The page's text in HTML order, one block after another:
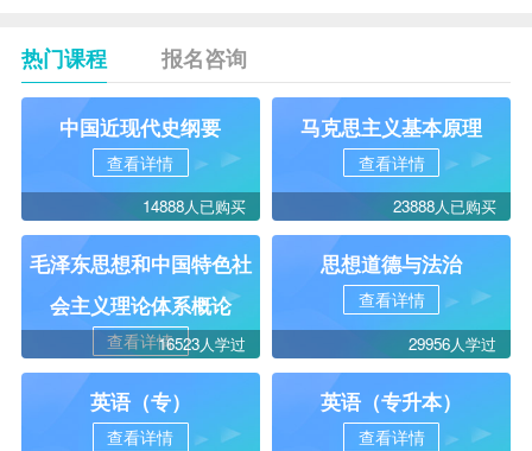
热门课程 报名咨询
中国近现代史纲要
查看详情
14888人已购买
马克思主义基本原理
查看详情
23888人已购买
毛泽东思想和中国特色社
会主义理论体系概论
查看详情16523人学过
思想道德与法治
查看详情
29956人学过
英语（专）
查看详情
英语（专升本）
查看详情